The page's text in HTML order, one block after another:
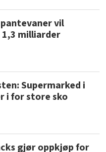
vil
milliarder
Supermarked i
i for store sko
gjør oppkjøp for